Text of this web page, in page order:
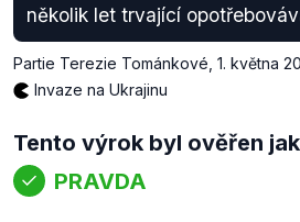
několik let trvající
Partie Terezie Tománkové 1. května
Invaze na Ukrajinu
Tento výrok byl ověřen
PRAVDA